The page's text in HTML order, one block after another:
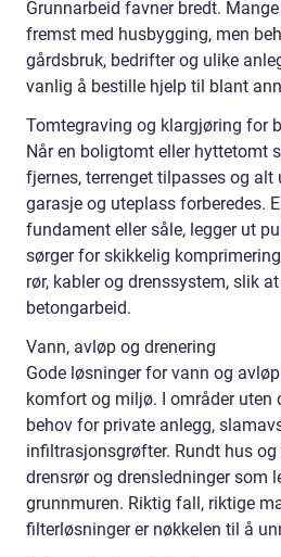
Grunnarbeid favner bredt.
fremst med husbygging, men
gårdsbruk, bedrifter og ulike
vanlig å bestille hjelp til blant
Tomtegraving og klargjøring for
Når en boligtomt eller hyttetomt
fjernes, terrenget tilpasses og alt
garasje og uteplass forberedes.
fundament eller såle, legger ut
sørger for skikkelig
rør, kabler og drenssystem, slik
betongarbeid.
Vann, avløp og drenering
Gode løsninger for vann og
komfort og miljø. I områder uten
behov for private anlegg,
infiltrasjonsgrøfter. Rundt hus
drensrør og drensledninger som
grunnmuren. Riktig fall, riktige
filterløsninger er nøkkelen til å